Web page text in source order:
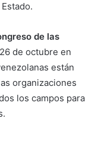
de las
de octubre en
están
organizaciones
los campos para